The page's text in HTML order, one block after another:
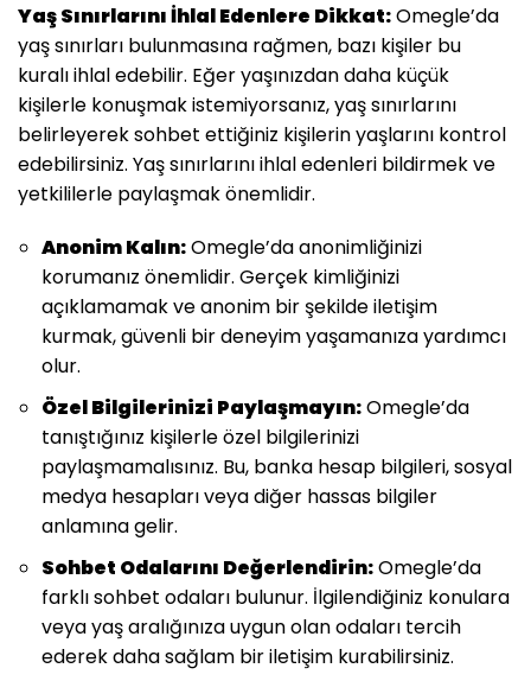
Yaş Sınırlarını İhlal Edenlere Dikkat:Omegle’da
yaş sınırları bulunmasına rağmen, bazı kişiler bu
kuralı ihlal edebilir. Eğer yaşınızdan daha küçük
kişilerle konuşmak istemiyorsanız, yaş sınırlarını
belirleyerek sohbet ettiğiniz kişilerin yaşlarını kontrol
edebilirsiniz. Yaş sınırlarını ihlal edenleri bildirmek ve
yetkililerle paylaşmak önemlidir.
Anonim Kalın:Omegle’da anonimliğinizi
korumanız önemlidir. Gerçek kimliğinizi
açıklamamak ve anonim bir şekilde iletişim
kurmak, güvenli bir deneyim yaşamanıza yardımcı
olur.
Özel Bilgilerinizi Paylaşmayın:Omegle’da
tanıştığınız kişilerle özel bilgilerinizi
paylaşmamalısınız. Bu, banka hesap bilgileri, sosyal
medya hesapları veya diğer hassas bilgiler
anlamına gelir.
Sohbet Odalarını Değerlendirin:Omegle’da
farklı sohbet odaları bulunur. İlgilendiğiniz konulara
veya yaş aralığınıza uygun olan odaları tercih
ederek daha sağlam bir iletişim kurabilirsiniz.